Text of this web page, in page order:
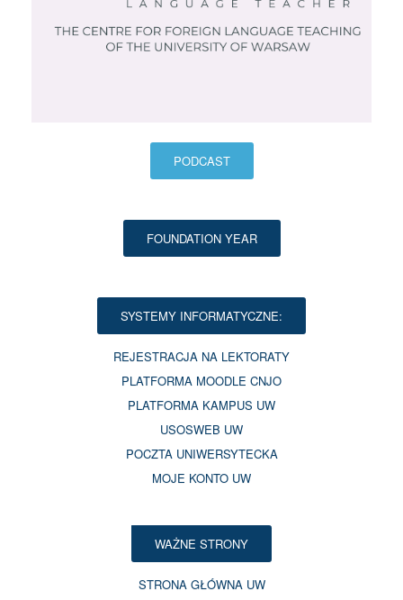
PODCAST
FOUNDATION YEAR
SYSTEMY INFORMATYCZNE:
REJESTRACJA NA LEKTORATY
PLATFORMA MOODLE CNJO
PLATFORMA KAMPUS UW
USOSWEB UW
POCZTA UNIWERSYTECKA
MOJE KONTO UW
WAŻNE STRONY
STRONA GŁÓWNA UW